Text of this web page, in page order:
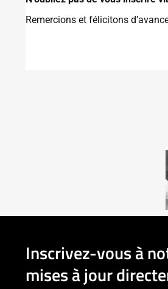
Remercions et félicitons
Inscrivez-vous à
mises à jour